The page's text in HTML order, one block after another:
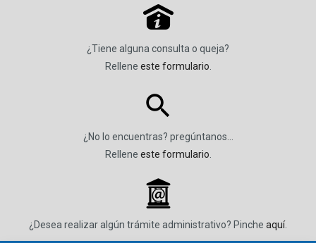
P
¿Tiene alguna consulta o queja?
Rellene este formulario
¿No lo encuentras? pregúntanos…
Rellene este formulario
_
¿Desea realizar algún trámite administrativo? Pinche aquí.